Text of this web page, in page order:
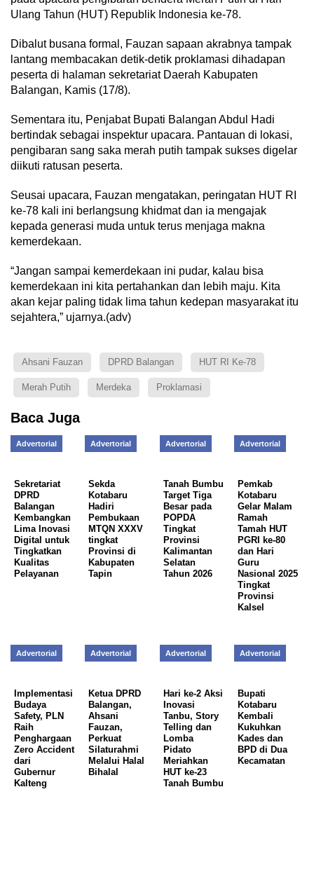
Ulang Tahun (HUT) Republik Indonesia ke-78.
Dibalut busana formal, Fauzan sapaan akrabnya tampak
lantang membacakan detik-detik proklamasi dihadapan
peserta di halaman sekretariat Daerah Kabupaten
Balangan, Kamis (17/8).
Sementara itu, Penjabat Bupati Balangan Abdul Hadi
bertindak sebagai inspektur upacara. Pantauan di lokasi,
pengibaran sang saka merah putih tampak sukses digelar
diikuti ratusan peserta.
Seusai upacara, Fauzan mengatakan, peringatan HUT RI
ke-78 kali ini berlangsung khidmat dan ia mengajak
kepada generasi muda untuk terus menjaga makna
kemerdekaan.
“Jangan sampai kemerdekaan ini pudar, kalau bisa
kemerdekaan ini kita pertahankan dan lebih maju. Kita
akan kejar paling tidak lima tahun kedepan masyarakat itu
sejahtera,” ujarnya.(adv)
Ahsani Fauzan DPRD Balangan HUT RI Ke-78
Merah Putih Merdeka Proklamasi
Baca Juga
Advertorial
Sekretariat
DPRD
Balangan
Kembangkan
Lima Inovasi
Digital untuk
Tingkatkan
Kualitas
Pelayanan
Advertorial
Sekda
Kotabaru
Hadiri
Pembukaan
MTQN XXXV
tingkat
Provinsi di
Kabupaten
Tapin
Advertorial
Tanah Bumbu
Target Tiga
Besar pada
POPDA
Tingkat
Provinsi
Kalimantan
Selatan
Tahun 2026
Advertorial
Pemkab
Kotabaru
Gelar Malam
Ramah
Tamah HUT
PGRI ke-80
dan Hari
Guru
Nasional 2025
Tingkat
Provinsi
Kalsel
Advertorial
Implementasi
Budaya
Safety, PLN
Raih
Penghargaan
Zero Accident
dari
Gubernur
Kalteng
Advertorial
Ketua DPRD
Balangan,
Ahsani
Fauzan,
Perkuat
Silaturahmi
Melalui Halal
Bihalal
Advertorial
Hari ke-2 Aksi
Inovasi
Tanbu, Story
Telling dan
Lomba
Pidato
Meriahkan
HUT ke-23
Tanah Bumbu
Advertorial
Bupati
Kotabaru
Kembali
Kukuhkan
Kades dan
BPD di Dua
Kecamatan